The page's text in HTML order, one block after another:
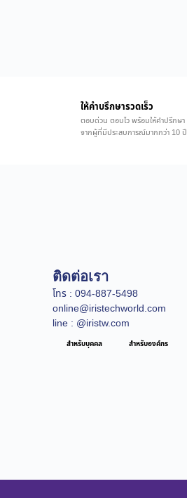
ให้คำบรึกษารวดเร็ว
ตอบด่วน ตอบไว พร้อมให้คำปรึกษา
จากผู้ที่มีประสบการณ์มากกว่า 10 ปี
ติดต่อเรา
โทร : 094-887-5498
online@iristechworld.com
line : @iristw.com
สำหรับบุคคล สำหรับองค์กร